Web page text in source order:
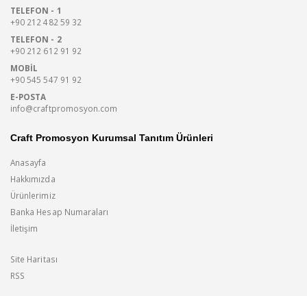
TELEFON - 1
+90 212 482 59 32
TELEFON - 2
+90 212 612 91 92
MOBIL
+90 545 547 91 92
E-POSTA
info@craftpromosyon.com
Craft Promosyon Kurumsal Tanıtım Ürünleri
Anasayfa
Hakkımızda
Ürünlerimiz
Banka Hesap Numaraları
İletişim
Site Haritası
RSS